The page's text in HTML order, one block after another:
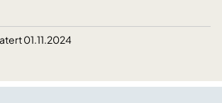
01.11.2024